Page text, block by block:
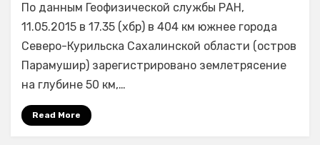
5,7
произошло
404
По данным Геофизической службы РАН,
11.05.2015 в 17.35 (хбр) в 404 км южнее города
Северо-Курильска Сахалинской области (остров
Парамушир) зарегистрировано землетрясение
на глубине 50 км,…
Read More